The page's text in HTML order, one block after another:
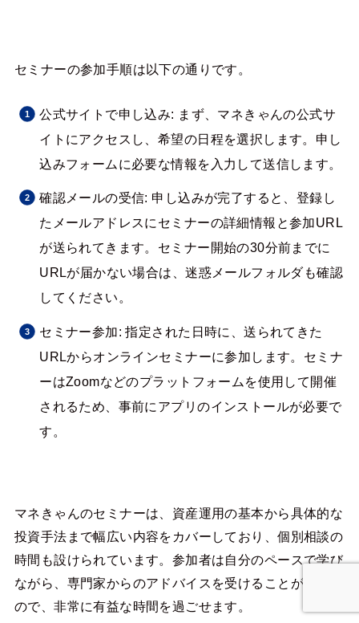
セミナーの参加手順は以下の通りです。
公式サイトで申し込み: まず、マネきゃんの公式サ
イトにアクセスし、希望の日程を選択します。申し
込みフォームに必要な情報を入力して送信します。
確認メールの受信: 申し込みが完了すると、登録し
たメールアドレスにセミナーの詳細情報と参加URL
が送られてきます。セミナー開始の30分前までに
URLが届かない場合は、迷惑メールフォルダも確認
してください。
セミナー参加: 指定された日時に、送られてきた
URLからオンラインセミナーに参加します。セミナ
ーはZoomなどのプラットフォームを使用して開催
されるため、事前にアプリのインストールが必要で
す。
マネきゃんのセミナーは、資産運用の基本から具体的な
投資手法まで幅広い内容をカバーしており、個別相談の
時間も設けられています。参加者は自分のペースで学び
ながら、専門家からのアドバイスを受けることができる
ので、非常に有益な時間を過ごせます。